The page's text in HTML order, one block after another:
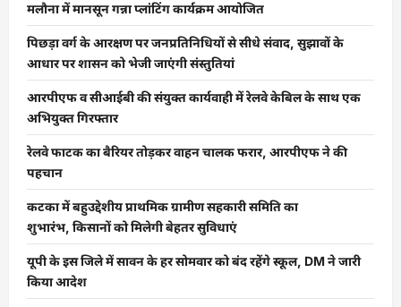
मलौना में मानसून गन्ना प्लांटिंग कार्यक्रम आयोजित
पिछड़ा वर्ग के आरक्षण पर जनप्रतिनिधियों से सीधे संवाद, सुझावों के
आधार पर शासन को भेजी जाएंगी संस्तुतियां
आरपीएफ व सीआईबी की संयुक्त कार्यवाही में रेलवे केबिल के साथ एक
अभियुक्त गिरफ्तार
रेलवे फाटक का बैरियर तोड़कर वाहन चालक फरार, आरपीएफ ने की
पहचान
कटका में बहुउद्देशीय प्राथमिक ग्रामीण सहकारी समिति का
शुभारंभ, किसानों को मिलेगी बेहतर सुविधाएं
यूपी के इस जिले में सावन के हर सोमवार को बंद रहेंगे स्कूल, DM ने जारी
किया आदेश